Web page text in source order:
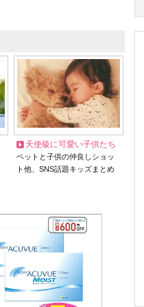
天使級に可愛い子供たち
ペットと子供の仲良しショッ
ト他、SNS話題キッズまとめ